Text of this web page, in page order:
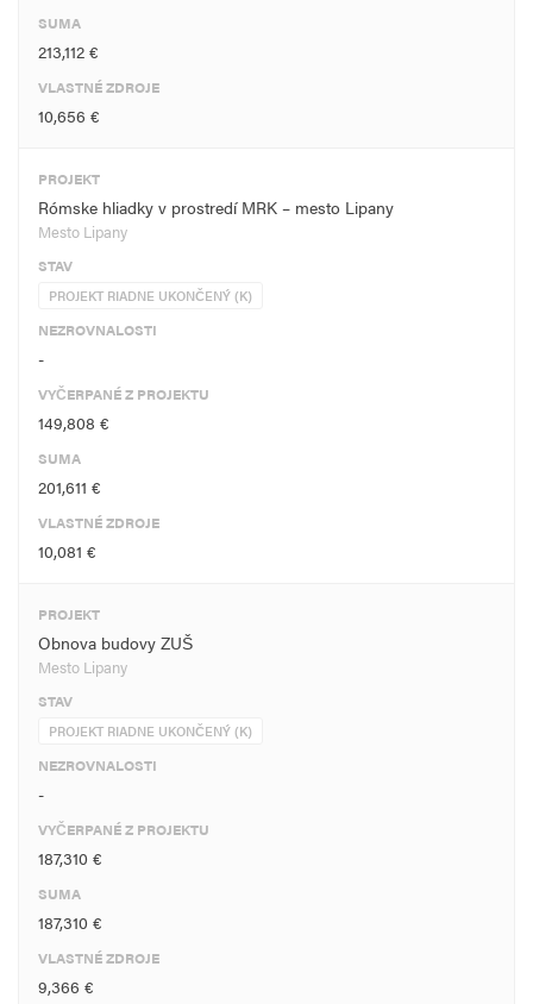
SUMA
213,112 €
VLASTNÉ ZDROJE
10,656 €
PROJEKT
Rómske hliadky v prostredí MRK – mesto Lipany
Mesto Lipany
STAV
PROJEKT RIADNE UKONČENÝ (K)
NEZROVNALOSTI
-
VYČERPANÉ Z PROJEKTU
149,808 €
SUMA
201,611 €
VLASTNÉ ZDROJE
10,081 €
PROJEKT
Obnova budovy ZUŠ
Mesto Lipany
STAV
PROJEKT RIADNE UKONČENÝ (K)
NEZROVNALOSTI
-
VYČERPANÉ Z PROJEKTU
187,310 €
SUMA
187,310 €
VLASTNÉ ZDROJE
9,366 €